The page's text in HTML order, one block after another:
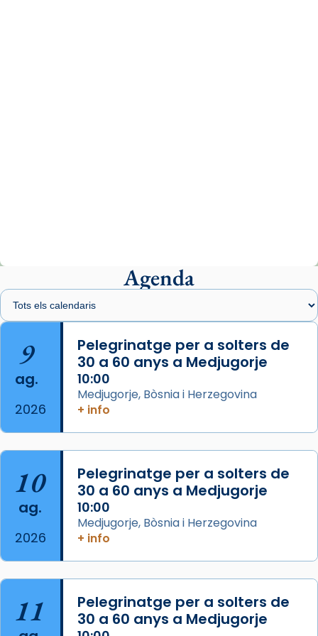
presidit aquest 27 de juliol la missa de Les
Santes de Mataró.
🔗 tinyurl.com/cvu5jmbk
📸 J. Merino
Photo
View on Facebook ·
de Barcelona.
Aquest dilluns, 27 de juliol, ha tingut lloc la
missa d’acció de gràcies en agraïment al
comitè organitzador de la visita apostòlica
del Sant Pare Lleó XIV a Barcelona, i als
col·laboradors, a la Catedral de Barcelona.
L’arquebisbe de Barcelona, el cardenal Joan
Josep Omella, ha presidit la missa i l’ha
concelebrat el bisbe auxiliar de Barcelona,
Mons. David Abadías.
Agenda
9
ag.
2026
Pelegrinatge per a solters de
30 a 60 anys a Medjugorje
10:00
Medjugorje, Bòsnia i Herzegovina
+ info
10
ag.
2026
Pelegrinatge per a solters de
30 a 60 anys a Medjugorje
10:00
Medjugorje, Bòsnia i Herzegovina
+ info
11
Pelegrinatge per a solters de
30 a 60 anys a Medjugorje